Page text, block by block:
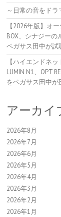
～日常の音をド
【2026年版】オ
BOX、シナジーの
ペガサス田中が試
【ハイエンドネ
LUMIN N1、OPT
をペガサス田中が
アーカイ
2026年8月
2026年7月
2026年6月
2026年5月
2026年4月
2026年3月
2026年2月
2026年1月